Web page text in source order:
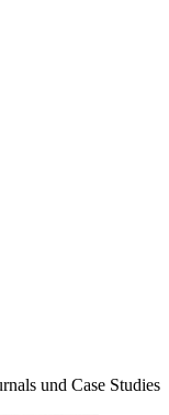
und Case Studies